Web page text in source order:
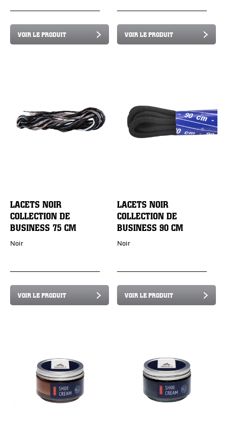
VOIR LE PRODUIT VOIR LE PRODUIT
LACETS NOIR
COLLECTION DE
BUSINESS 75 CM
Noir
VOIR LE PRODUIT
LACETS NOIR
COLLECTION DE
BUSINESS 90 CM
Noir
VOIR LE PRODUIT